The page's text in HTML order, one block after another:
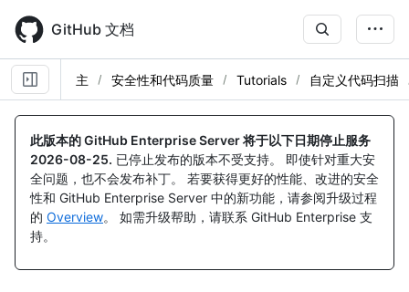
main
content
GitHub 文档
主 安全性和代码质量 Tutorials 自定义代码扫描
此版本的 GitHub Enterprise Server 将于以下日期停止服务
2026-08-25. 已停止发布的版本不受支持。 即使针对重大安
全问题，也不会发布补丁。 若要获得更好的性能、改进的安全
性和 GitHub Enterprise Server 中的新功能，请参阅升级过程
的 Overview。 如需升级帮助，请联系 GitHub Enterprise 支
持。